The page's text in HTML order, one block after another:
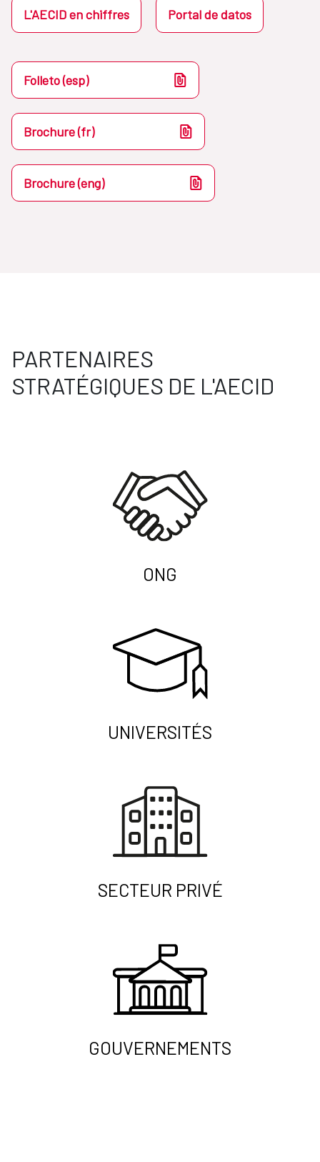
L'AECID en chiffres Portal de datos
Folleto (esp)
Brochure (fr)
Brochure (eng)
PARTENAIRES
STRATÉGIQUES DE L'AECID
ONG
UNIVERSITÉS
SECTEUR PRIVÉ
GOUVERNEMENTS